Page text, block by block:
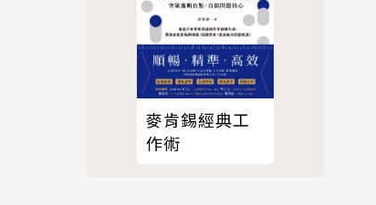
麥肯錫經典工
作術